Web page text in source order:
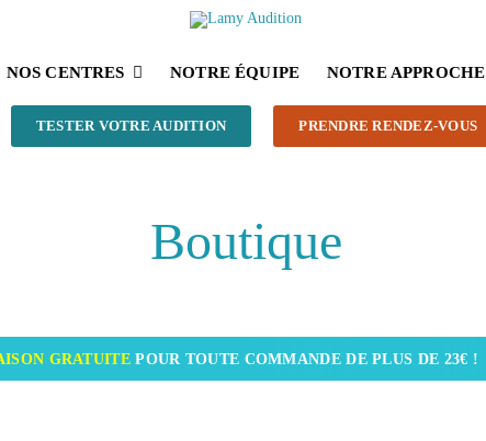
NOS CENTRES NOTRE ÉQUIPE NOTRE APPROCHE
TESTER VOTRE AUDITION PRENDRE RENDEZ-VOUS
Boutique
GRATUITEPOUR TOUTE COMMANDE DE PLUS DE 23€ !